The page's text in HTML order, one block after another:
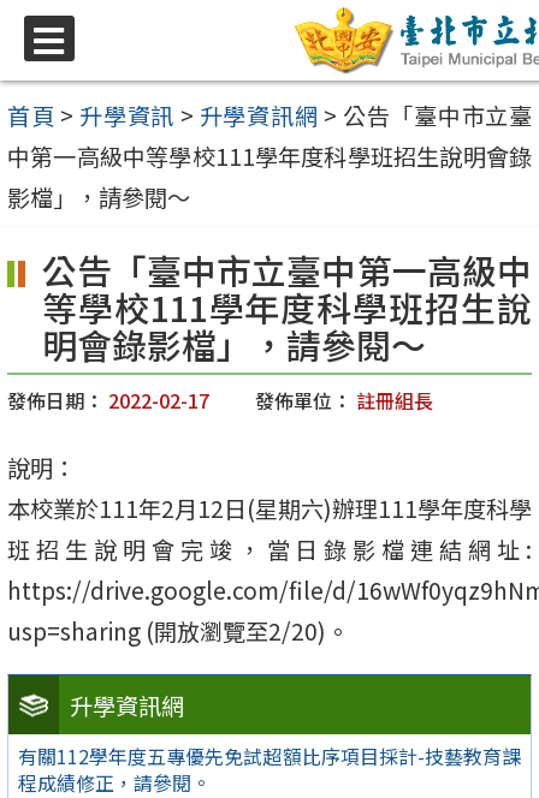
選
單
主
要
內
區
首頁 > 升學資訊 > 升學資訊網 > 公告「臺中市立臺
中第一高級中等學校111學年度科學班招生說明會錄
影檔」，請參閱～
升學資訊網
有關112學年度五專優先免試超額比序項目採計-技藝教育課
程成績修正，請參閱。
公告「臺中市立臺中第一高級中
等學校111學年度科學班招生說
明會錄影檔」，請參閱～
發佈日期： 2022-02-17 發佈單位： 註冊組長
說明：
本校業於111年2月12日(星期六)辦理111學年度科學
班招生說明會完竣，當日錄影檔連結網址:
https://drive.google.com/file/d/
usp=sharing (開放瀏覽至2/20)。